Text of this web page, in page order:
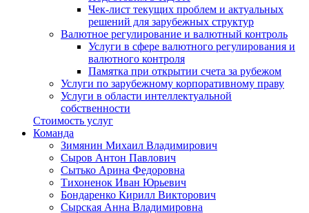
Чек-лист текущих проблем и актуальных
решений для зарубежных структур
Валютное регулирование и валютный контроль
Услуги в сфере валютного регулирования и
валютного контроля
Памятка при открытии счета за рубежом
Услуги по зарубежному корпоративному праву
Услуги в области интеллектуальной
собственности
Стоимость услуг
Команда
Зимянин Михаил Владимирович
Сыров Антон Павлович
Сытько Арина Федоровна
Тихоненок Иван Юрьевич
Бондаренко Кирилл Викторович
Сырская Анна Владимировна